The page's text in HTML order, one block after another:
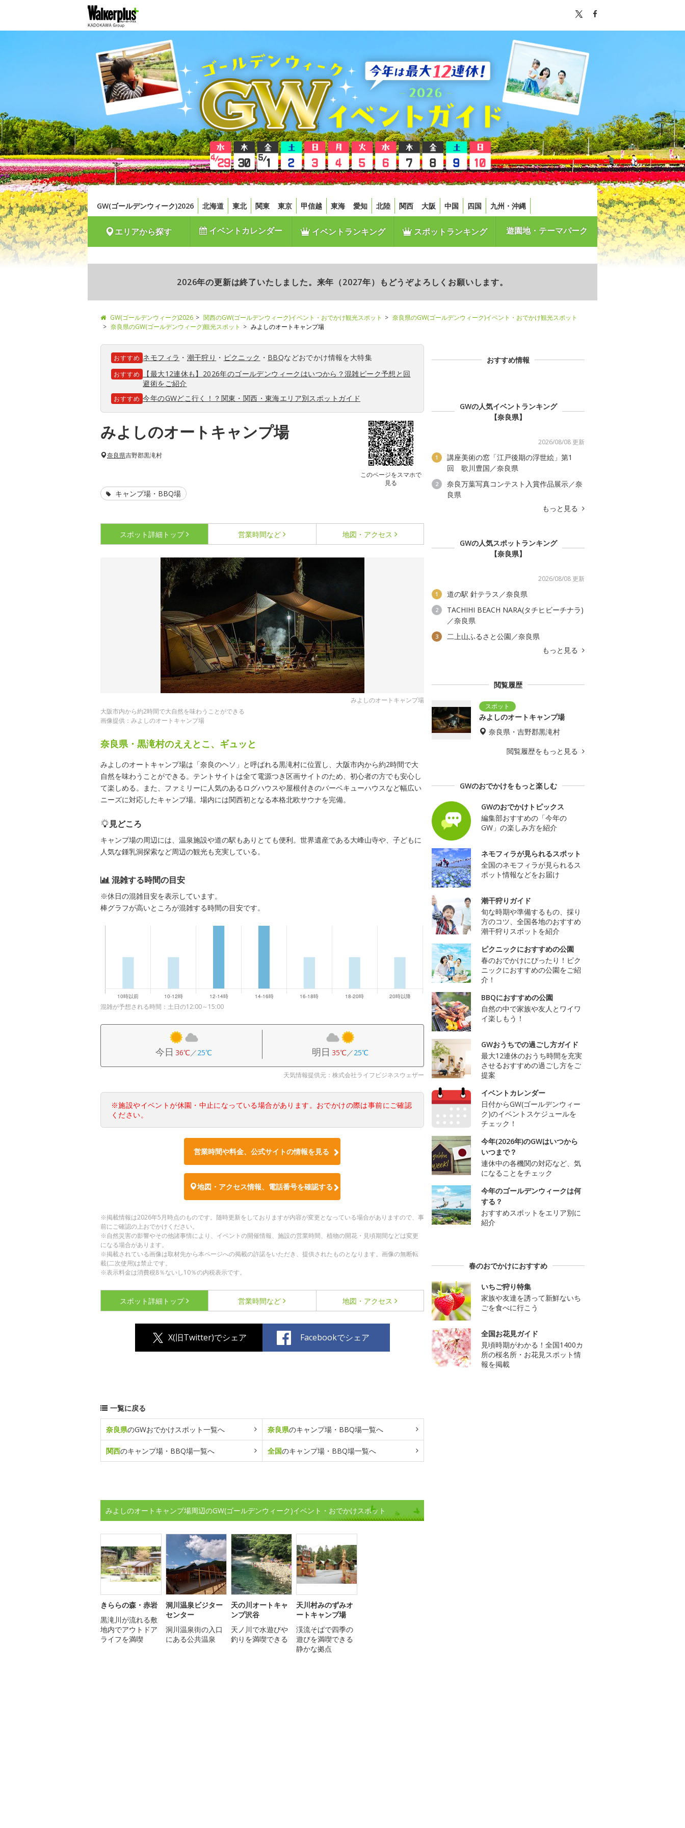
GW(ゴールデンウィーク)2026 北海道 東北 関東 東京 甲信越 東海 愛知 北陸 関西 大阪 中国 四国 九州・沖縄
エリアから探す イベントカレンダー イベントランキング スポットランキング 遊園地・テーマパーク
2026年の更新は終了いたしました。来年（2027年）もどうぞよろしくお願いします。
GW(ゴールデンウィーク)2026 関西のGW(ゴールデンウィーク)イベント・おでかけ観光スポット
奈良県のGW(ゴールデンウィーク)イベント・おでかけ観光スポット
奈良県のGW(ゴールデンウィーク)観光スポット
みよしのオートキャンプ場
おすすめ ネモフィラ ・ 潮干狩り ・ ピクニック ・ BBQなどおでかけ情報を大特集
おすすめ
【最大12連休も】2026年のゴールデンウィークはいつから？混雑ピーク予想と回
避術をご紹介
おすすめ 今年のGWどこ行く！？関東・関西・東海エリア別スポットガイド
みよしのオートキャンプ場
このページをスマホで
見る
奈良県吉野郡黒滝村
キャンプ場・BBQ場
スポット詳細 トップ 営業時間など 地図・アクセス
みよしのオートキャンプ場
大阪市内から約2時間で大自然を味わうことができる
画像提供：みよしのオートキャンプ場
奈良県・黒滝村のええとこ、ギュッと
みよしのオートキャンプ場は「奈良のヘソ」と呼ばれる黒滝村に位置し、大阪市内から約2時間で大
自然を味わうことができる。テントサイトは全て電源つき区画サイトのため、初心者の方でも安心し
て楽しめる。また、ファミリーに人気のあるログハウスや屋根付きのバーベキューハウスなど幅広い
ニーズに対応したキャンプ場。場内には関西初となる本格北欧サウナを完備。
見どころ
キャンプ場の周辺には、温泉施設や道の駅もありとても便利。世界遺産である大峰山寺や、子どもに
人気な鍾乳洞探索など周辺の観光も充実している。
混雑する時間の目安
※休日の混雑目安を表示しています。
棒グラフが高いところが混雑する時間の目安です。
混雑が予想される時間：土日の12:00～15:00
今日 36℃／25℃ 明日 35℃／25℃
天気情報提供元：株式会社ライフビジネスウェザー
※施設やイベントが休園・中止になっている場合があります。おでかけの際は事前にご確認
ください。
営業時間や料金、公式サイトの情報を見る
地図・アクセス情報、電話番号を確認する
※掲載情報は2026年5月時点のものです。随時更新をしておりますが内容が変更となっている場合がありますので、事
前にご確認の上おでかけください。
※自然災害の影響やその他諸事情により、イベントの開催情報、施設の営業時間、植物の開花・見頃期間などは変更
になる場合があります。
※掲載されている画像は取材先から本ページへの掲載の許諾をいただき、提供されたものとなります。画像の無断転
載(二次使用)は禁止です。
※表示料金は消費税8％ないし10％の内税表示です。
スポット詳細 トップ 営業時間など 地図・アクセス
X(旧Twitter)でシェア Facebookでシェア
一覧に戻る
奈良県のGWおでかけスポット一覧へ 奈良県のキャンプ場・BBQ場一覧へ
関西のキャンプ場・BBQ場一覧へ 全国のキャンプ場・BBQ場一覧へ
みよしのオートキャンプ場周辺のGW(ゴールデンウィーク)イベント・おでかけスポット
きららの森・赤岩
黒滝川が流れる敷
地内でアウトドア
ライフを満喫
洞川温泉ビジター
センター
洞川温泉街の入口
にある公共温泉
天の川オートキャ
ンプ沢谷
天ノ川で水遊びや
釣りを満喫できる
天川村みのずみオ
ートキャンプ場
渓流そばで四季の
遊びを満喫できる
静かな拠点
おすすめ情報
GWの人気イベントランキング
【奈良県】
2026/08/08 更新
1
講座美術の窓「江戸後期の浮世絵」第1
回 歌川豊国／奈良県
2
奈良万葉写真コンテスト入賞作品展示／奈
良県
もっと見る
GWの人気スポットランキング
【奈良県】
2026/08/08 更新
1 道の駅 針テラス／奈良県
2
TACHIHI BEACH NARA(タチヒビーチナラ)
／奈良県
3
二上山ふるさと公園／奈良県
もっと見る
閲覧履歴
みよしのオートキャンプ場
奈良県・吉野郡黒滝村
閲覧履歴をもっと見る
GWのおでかけをもっと楽しむ
GWのおでかけトピックス
編集部おすすめの「今年の
GW」の楽しみ方を紹介
ネモフィラが見られるスポット
全国のネモフィラが見られるス
ポット情報などをお届け
潮干狩りガイド
旬な時期や準備するもの、採り
方のコツ、全国各地のおすすめ
潮干狩りスポットを紹介
ピクニックにおすすめの公園
春のおでかけにぴったり！ピク
ニックにおすすめの公園をご紹
介！
BBQにおすすめの公園
自然の中で家族や友人とワイワ
イ楽しもう！
GWおうちでの過ごし方ガイド
最大12連休のおうち時間を充実
させるおすすめの過ごし方をご
提案
イベントカレンダー
日付からGW(ゴールデンウィー
ク)のイベントスケジュールを
チェック！
今年(2026年)のGWはいつから
いつまで？
連休中の各機関の対応など、気
になることをチェック
今年のゴールデンウィークは何
する？
おすすめスポットをエリア別に
紹介
春のおでかけにおすすめ
いちご狩り特集
家族や友達を誘って新鮮ないち
ごを食べに行こう
全国お花見ガイド
見頃時期がわかる！全国1400カ
所の桜名所・お花見スポット情
報を掲載